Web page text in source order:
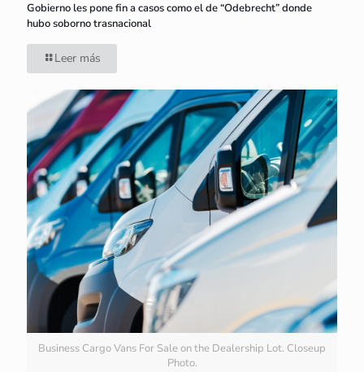
Gobierno les pone fin a casos como el de “Odebrecht” donde
hubo soborno trasnacional
Leer más
Business Cargo Vans For Sale on the Dealership Lot. Closeup
Photo.